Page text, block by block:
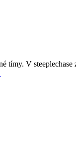
tímy. V steeplechase